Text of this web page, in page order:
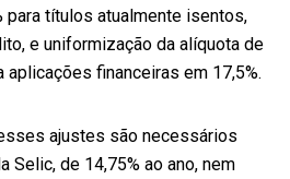
para títulos atualmente isentos,
e uniformização da alíquota de
aplicações financeiras em 17,5%.
ajustes são necessários
Selic, de 14,75% ao ano, nem